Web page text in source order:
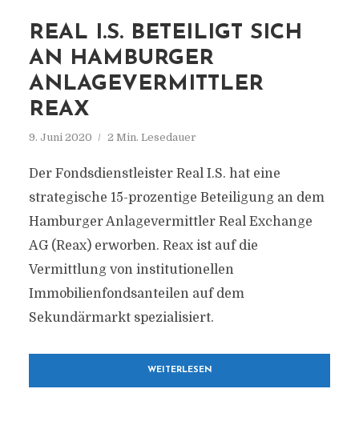
REAL I.S. BETEILIGT SICH
AN HAMBURGER
ANLAGEVERMITTLER
REAX
9. Juni 2020 2 Min. Lesedauer
Der Fondsdienstleister Real I.S. hat eine
strategische 15-prozentige Beteiligung an dem
Hamburger Anlagevermittler Real Exchange
AG (Reax) erworben. Reax ist auf die
Vermittlung von institutionellen
Immobilienfondsanteilen auf dem
Sekundärmarkt spezialisiert.
WEITERLESEN